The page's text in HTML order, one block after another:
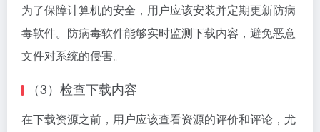
为了保障计算机的安全，用户应该安装并定期更新防病
毒软件。防病毒软件能够实时监测下载内容，避免恶意
文件对系统的侵害。
（3）检查下载内容
在下载资源之前，用户应该查看资源的评价和评论，尤